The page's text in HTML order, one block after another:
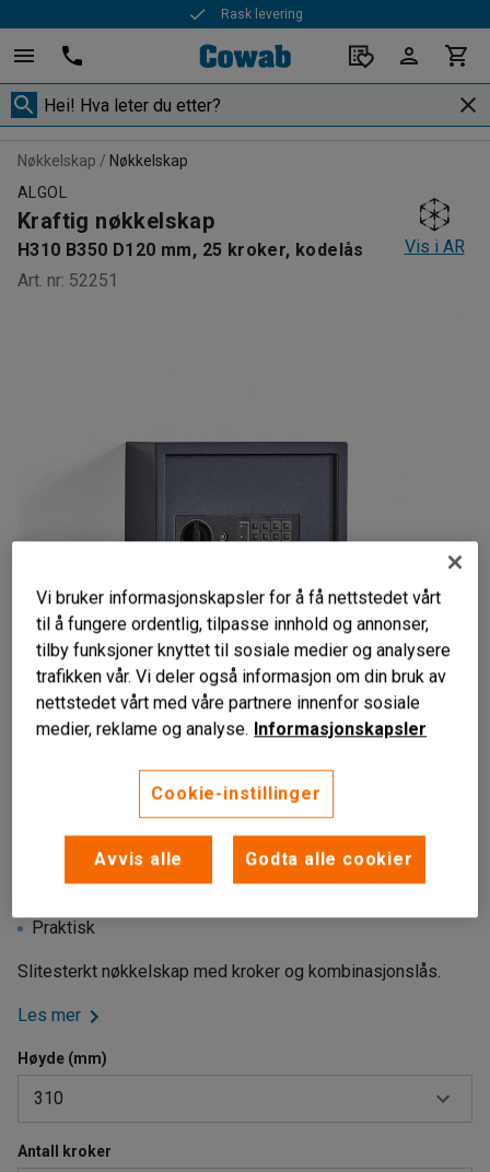
Rask levering
Nøkkelskap
Nøkkelskap
ALGOL
Kraftig nøkkelskap
H310 B350 D120 mm, 25 kroker, kodelås
Art. nr: 52251
Vis i AR
Liknende produkter
Praktisk
Slitesterkt nøkkelskap med kroker og kombinasjonslås.
Les mer
Høyde (mm)
310
310
Antall kroker
Vi bruker informasjonskapsler for å få nettstedet vårt
til å fungere ordentlig, tilpasse innhold og annonser,
tilby funksjoner knyttet til sosiale medier og analysere
trafikken vår. Vi deler også informasjon om din bruk av
nettstedet vårt med våre partnere innenfor sosiale
medier, reklame og analyse. Informasjonskapsler
Cookie-instillinger
Avvis alle Godta alle cookier